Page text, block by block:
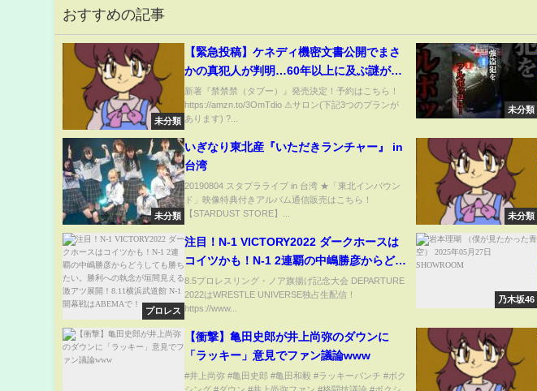
おすすめの記事
未分類
【緊急投稿】ケネディ機密文書公開でまさ
かの真犯人が判明…60年以上に及ぶ謎が解
けました。
新著『禁禁禁（タブー）』発売決定！予約はこちら！
https://amzn.to/3OmTdio ⚠サロン(下記3つのプランが
あります) ?...
未分類
未分類
いぎなり東北産『いただきランチャー』 in
台湾
20190804 スタプラライブ in 台湾 ★「東北インバウン
ド」映像特典付きアルバム通信販売はこちら！
【STARDUST STORE】...
未分類
プロレス
注目！N-1 VICTORY2022 ダークホースは
コイツかも！N-1 2連覇の中嶋勝彦からどう
しても勝ちたい。勝利への執念が垣間見え
る激アツ展開！8.11横浜武道館 N-1開幕戦
はABEMAで！
8.5プロレスリング・ノア旗揚げ記念大会 DEPARTURE
2022はWRESTLE UNIVERSE独占生配信！
https://www...
乃木坂46
【衝撃】亀田史郎が井上尚弥のダウンに
「ラッキー」意見でファン議論www
#井上尚弥 #亀田史郎 #亀田和毅 #ラッキーパンチ #ボク